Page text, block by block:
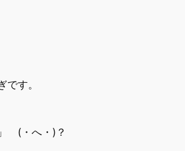
す。
へ・)？